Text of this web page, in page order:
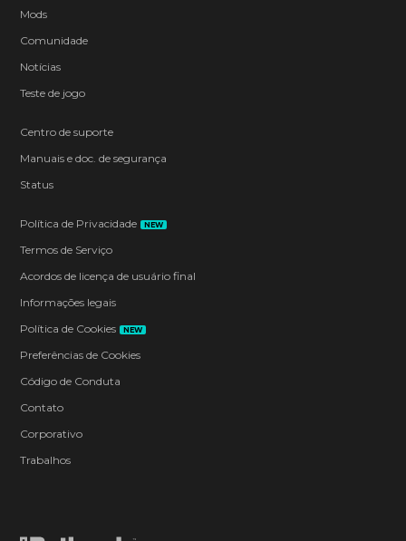
Mods
Comunidade
Notícias
Teste de jogo
Centro de suporte
Manuais e doc. de segurança
Status
Política de Privacidade NEW
Termos de Serviço
Acordos de licença de usuário final
Informações legais
Política de Cookies
NEW
Preferências de Cookies
Código de Conduta
Contato
Corporativo
Trabalhos